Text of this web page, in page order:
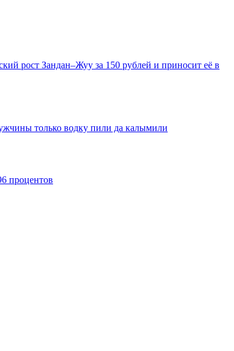
рост Зандан–Жуу за 150 рублей и приносит её в
только водку пили да калымили
процентов